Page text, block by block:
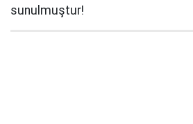
sunulmuştur!